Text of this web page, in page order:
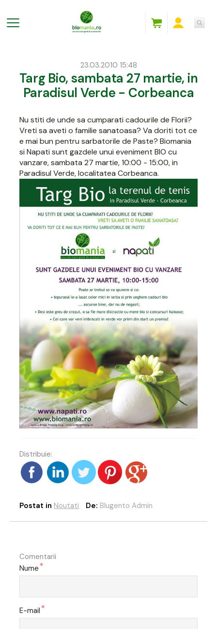
Targ Bio, sambata 27 martie, in
Paradisul Verde - Corbeanca
23.03.2010 15:48
Nu stiti de unde sa cumparati cadourile de Florii?
Vreti sa aveti o familie sanatoasa? Va doriti tot ce
e mai bun pentru sarbatorile de Paste? Biomania
si Napati sunt gazdele unui eveniment BIO cu
vanzare, sambata 27 martie, 10:00 - 15:00, in
Paradisul Verde, localitatea Corbeanca.
Distribuie:
Postat in Noutati De: Blugento Admin
Comentarii
Nume *
E-mail *